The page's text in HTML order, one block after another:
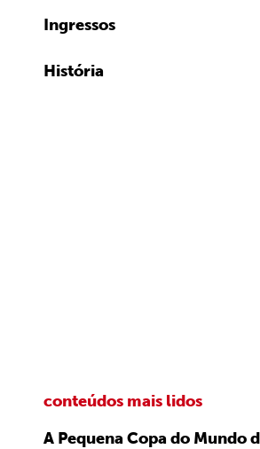
Ingressos
História
conteúdos mais lidos
A Pequena Copa do Mundo